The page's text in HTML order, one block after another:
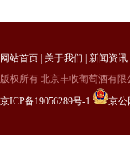
网站首页 关于我们 新闻资讯
版权所有 北京丰收葡萄酒有
京ICP备19056289号-1
京公